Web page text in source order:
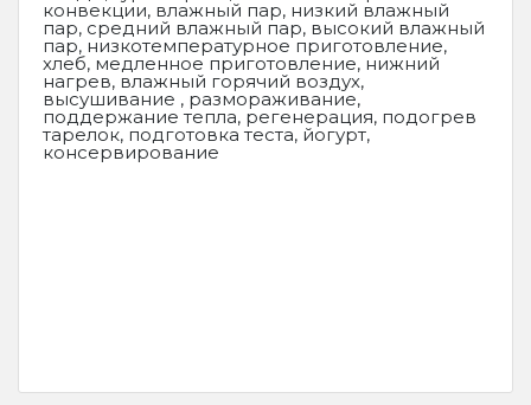
конвекции, влажный пар, низкий влажный
пар, средний влажный пар, высокий влажный
пар, низкотемпературное приготовление,
хлеб, медленное приготовление, нижний
нагрев, влажный горячий воздух,
высушивание , размораживание,
поддержание тепла, регенерация, подогрев
тарелок, подготовка теста, йогурт,
консервирование